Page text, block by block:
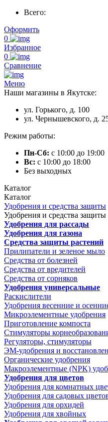
Всего:
Оформить
0
Избранное
0
Сравнение
Меню
Наши магазины в Якутске:
ул. Горького, д. 100
ул. Чернышевского, д.
Режим работы:
Пн-Сб: с 10:00 до 19:00
Вс: с 10:00 до 18:00
Без выходных
Каталог
Каталог
Удобрения и средства защиты
Удобрения и средства защиты
Удобрения для рассады
Удобрения для газона
Средства защиты растений
Прилипатели и зеленое мыло
Средства от болезней
Средства от вредителей
Средства от сорняков
Удобрения универсальные
Раскислители
Удобрения весенние и
Микроэлементные удобрения
Приготовление компоста
Стимуляторы
Регуляторы, стимуляторы
ЭМ-удобрения и
Органические удобрения
Макроэлементные (NPK)
Удобрения для цветов
Удобрения для комнатных
Удобрения для садовых
Удобрения для орхидей
Удобрения для хвойных